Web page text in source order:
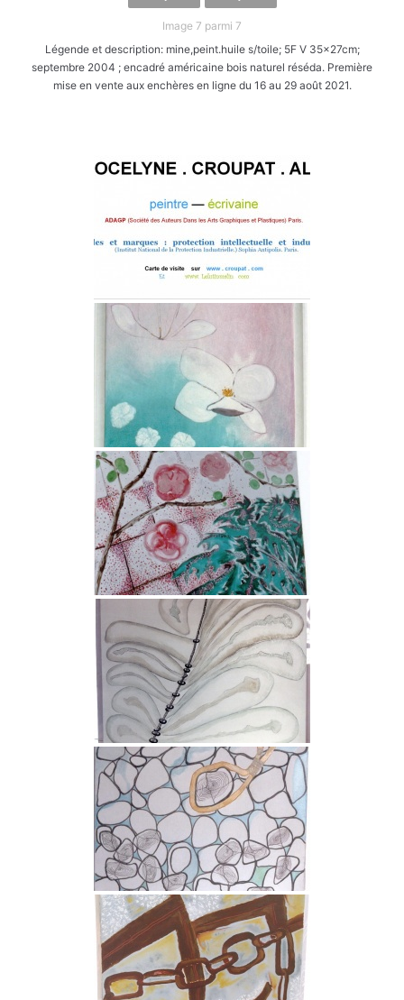
Image 7 parmi 7
Légende et description: mine,peint.huile s/toile; 5F V 35x27cm;
septembre 2004 ; encadré américaine bois naturel réséda. Première
mise en vente aux enchères en ligne du 16 au 29 août 2021.